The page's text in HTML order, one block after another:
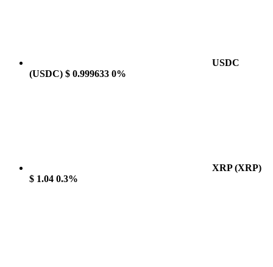
USDC
(USDC) $ 0.999633 0%
XRP(XRP)
$ 1.04 0.3%